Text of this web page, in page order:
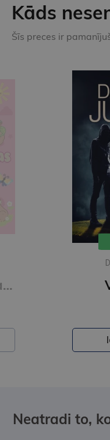
Kāds
Šīs preces ir
Mīlīgās kapibaras. Omulīga krāsošana. Relaksējoša krāsojamā grāmata
Neatradi to,